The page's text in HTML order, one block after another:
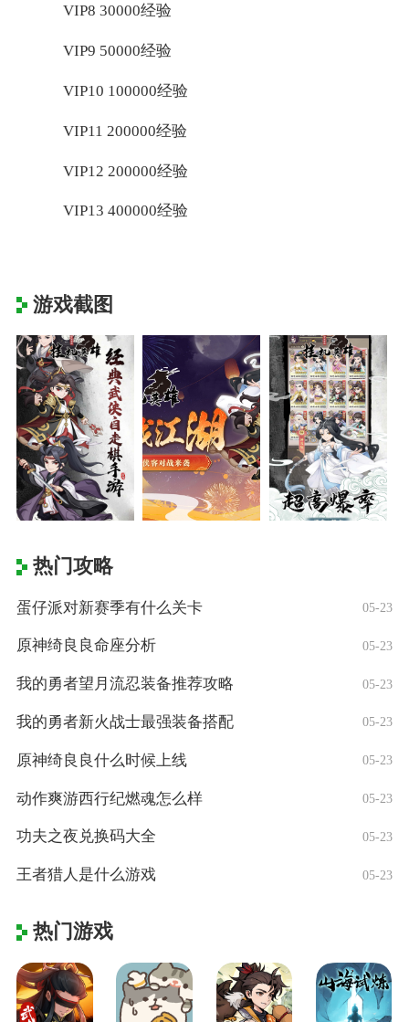
VIP8 30000经验
VIP9 50000经验
VIP10 100000经验
VIP11 200000经验
VIP12 200000经验
VIP13 400000经验
游戏截图
热门攻略
蛋仔派对新赛季有什么关卡 05-23
原神绮良良命座分析 05-23
我的勇者望月流忍装备推荐攻略 05-23
我的勇者新火战士最强装备搭配 05-23
原神绮良良什么时候上线 05-23
动作爽游西行纪燃魂怎么样 05-23
功夫之夜兑换码大全 05-23
王者猎人是什么游戏 05-23
热门游戏